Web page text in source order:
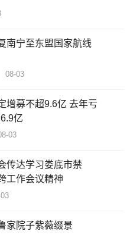
南宁至东盟国家航线
08-03
增募不超9.6亿 去年亏
亿
03
传达学习娄底市禁
工作会议精神
家院子紫薇缀景